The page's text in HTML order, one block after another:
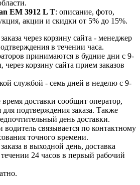
EM 3912 L T: описание, фото,
акции и скидки от 5% до 15%.
через корзину сайта - менеджер
в течении часа.
принимаются в будние дни с 9-
корзину сайта прием заказов
службой - семь дней в неделю с 9-
доставки сообщит оператор,
для подтверждения заказа. Также
день доставки.
водитель связывается по контактному
точного времени.
в выходной день, доставка
течении 24 часов в первый рабочий